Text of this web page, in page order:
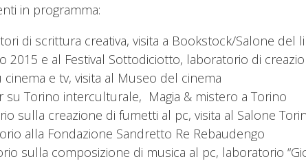
in programma:
di scrittura creativa, visita a Bookstock/Salone del
2015 e al Festival Sottodiciotto, laboratorio di
e tv, visita al Museo del cinema
Torino interculturale, Magia & mistero a Torino
sulla creazione di fumetti al pc, visita al Salone
alla Fondazione Sandretto Re Rebaudengo
sulla composizione di musica al pc, laboratorio